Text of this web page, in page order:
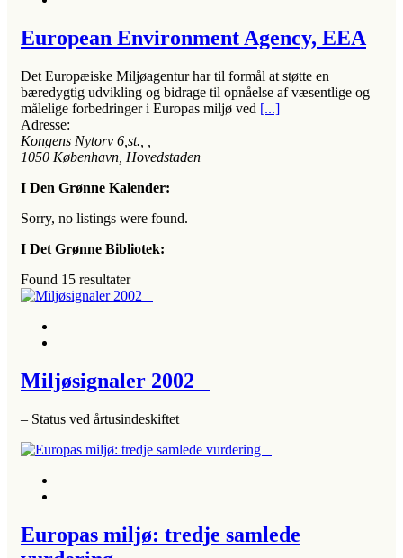
European Environment Agency, EEA
Det Europæiske Miljøagentur har til formål at støtte en
bæredygtig udvikling og bidrage til opnåelse af væsentlige og
målelige forbedringer i Europas miljø ved [...]
Adresse:
Kongens Nytorv 6,st.
1050 København, Hovedstaden
I Den Grønne Kalender:
Sorry, no listings were found.
I Det Grønne Bibliotek:
Found 15 resultater
Miljøsignaler 2002
– Status ved årtusindeskiftet
Europas miljø: tredje samlede